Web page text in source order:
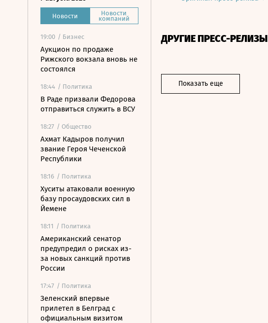
Новости Новости
компаний
19:00 / Бизнес
Аукцион по продаже
Рижского вокзала вновь не
состоялся
18:44 / Политика
В Раде призвали Федорова
отправиться служить в ВСУ
18:27 / Общество
Ахмат Кадыров получил
звание Героя Чеченской
Республики
18:16 / Политика
Хуситы атаковали военную
базу просаудовских сил в
Йемене
18:11 / Политика
Американский сенатор
предупредил о рисках из-
за новых санкций против
России
17:47 / Политика
Зеленский впервые
прилетел в Белград с
официальным визитом
ДРУГИЕ ПРЕСС-РЕЛИЗЫ
Показать еще